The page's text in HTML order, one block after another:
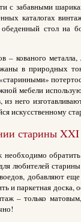
с забавными
каталогах
стол на
кованого
в природных
мебели
него
искусственному
старины XXI
любителей
добавляют
паркетная доска,
– только